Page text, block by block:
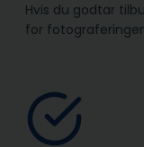
Hvis du godtar
for